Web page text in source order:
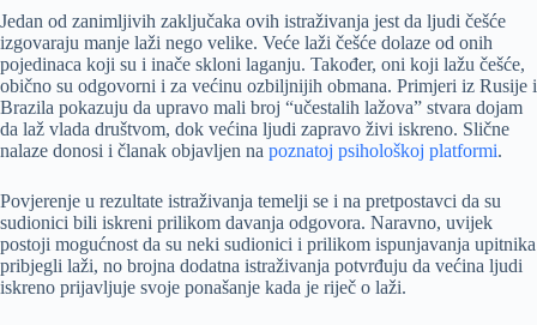
Jedan od zanimljivih zaključaka ovih istraživanja jest da ljudi češće
izgovaraju manje laži nego velike. Veće laži češće dolaze od onih
pojedinaca koji su i inače skloni laganju. Također, oni koji lažu češće,
obično su odgovorni i za većinu ozbiljnijih obmana. Primjeri iz Rusije i
Brazila pokazuju da upravo mali broj “učestalih lažova” stvara dojam
da laž vlada društvom, dok većina ljudi zapravo živi iskreno. Slične
nalaze donosi i članak objavljen na poznatoj psihološkoj platformi.
Povjerenje u rezultate istraživanja temelji se i na pretpostavci da su
sudionici bili iskreni prilikom davanja odgovora. Naravno, uvijek
postoji mogućnost da su neki sudionici i prilikom ispunjavanja upitnika
pribjegli laži, no brojna dodatna istraživanja potvrđuju da većina ljudi
iskreno prijavljuje svoje ponašanje kada je riječ o laži.